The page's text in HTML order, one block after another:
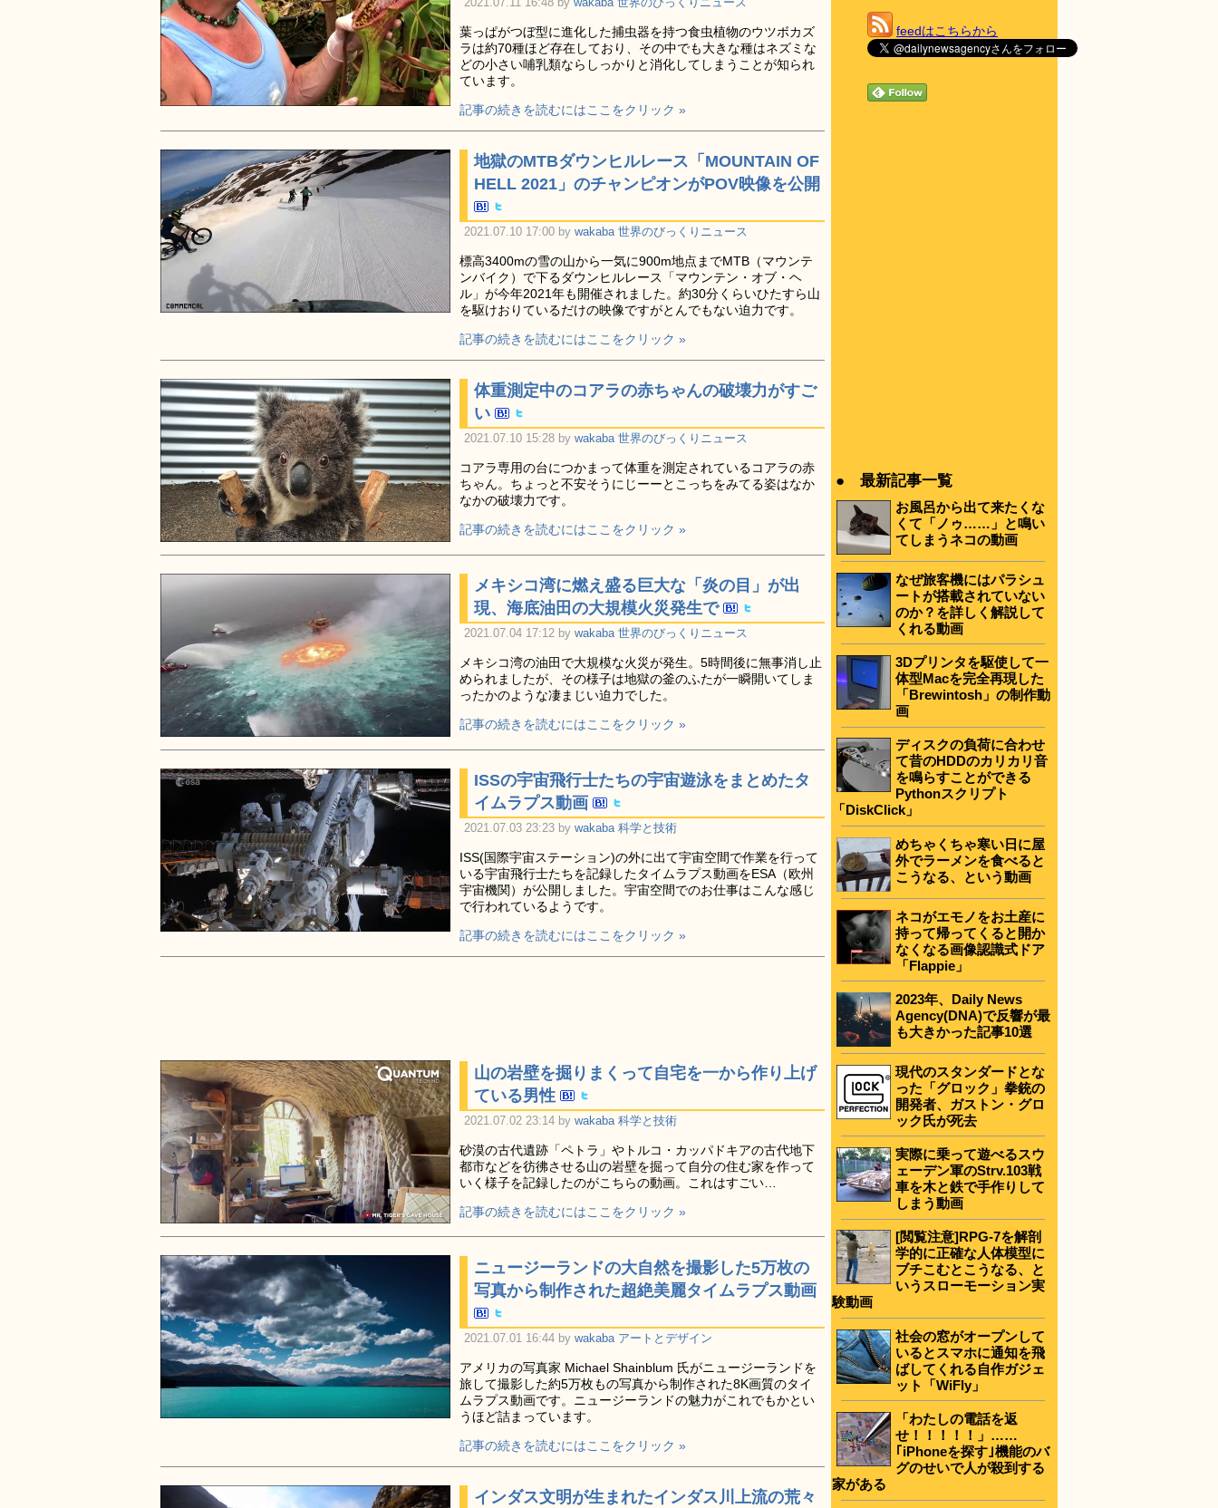
2021.07.11 16:48 by wakaba 世界のびっくりニュース
葉っぱがつぼ型に進化した捕虫器を持つ食虫植物のウツボカズ
ラは約70種ほど存在しており、その中でも大きな種はネズミな
どの小さい哺乳類ならしっかりと消化してしまうことが知られ
ています。
記事の続きを読むにはここをクリック »
地獄のMTBダウンヒルレース「MOUNTAIN OF
HELL 2021」のチャンピオンがPOV映像を公開
2021.07.10 17:00 by wakaba 世界のびっくりニュース
標高3400mの雪の山から一気に900m地点までMTB（マウンテ
ンバイク）で下るダウンヒルレース「マウンテン・オブ・ヘ
ル」が今年2021年も開催されました。約30分くらいひたすら山
を駆けおりているだけの映像ですがとんでもない迫力です。
記事の続きを読むにはここをクリック »
体重測定中のコアラの赤ちゃんの破壊力がすご
い
2021.07.10 15:28 by wakaba 世界のびっくりニュース
コアラ専用の台につかまって体重を測定されているコアラの赤
ちゃん。ちょっと不安そうにじーーとこっちをみてる姿はなか
なかの破壊力です。
記事の続きを読むにはここをクリック »
メキシコ湾に燃え盛る巨大な「炎の目」が出
現、海底油田の大規模火災発生で
2021.07.04 17:12 by wakaba 世界のびっくりニュース
メキシコ湾の油田で大規模な火災が発生。5時間後に無事消し止
められましたが、その様子は地獄の釜のふたが一瞬開いてしま
ったかのような凄まじい迫力でした。
記事の続きを読むにはここをクリック »
ISSの宇宙飛行士たちの宇宙遊泳をまとめたタ
イムラプス動画
2021.07.03 23:23 by wakaba 科学と技術
ISS(国際宇宙ステーション)の外に出て宇宙空間で作業を行って
いる宇宙飛行士たちを記録したタイムラプス動画をESA（欧州
宇宙機関）が公開しました。宇宙空間でのお仕事はこんな感じ
で行われているようです。
記事の続きを読むにはここをクリック »
山の岩壁を掘りまくって自宅を一から作り上げ
ている男性
2021.07.02 23:14 by wakaba 科学と技術
砂漠の古代遺跡「ペトラ」やトルコ・カッパドキアの古代地下
都市などを彷彿させる山の岩壁を掘って自分の住む家を作って
いく様子を記録したのがこちらの動画。これはすごい…
記事の続きを読むにはここをクリック »
ニュージーランドの大自然を撮影した5万枚の
写真から制作された超絶美麗タイムラプス動画
2021.07.01 16:44 by wakaba アートとデザイン
アメリカの写真家 Michael Shainblum 氏がニュージーランドを
旅して撮影した約5万枚もの写真から制作された8K画質のタイ
ムラプス動画です。ニュージーランドの魅力がこれでもかとい
うほど詰まっています。
記事の続きを読むにはここをクリック »
インダス文明が生まれたインダス川上流の荒々
feedはこちらから
● 最新記事一覧
お風呂から出て来たくな
くて「ノゥ……」と鳴い
てしまうネコの動画
なぜ旅客機にはパラシュ
ートが搭載されていない
のか？を詳しく解説して
くれる動画
3Dプリンタを駆使して一
体型Macを完全再現した
「Brewintosh」の制作動
画
ディスクの負荷に合わせ
て昔のHDDのカリカリ音
を鳴らすことができる
Pythonスクリプト
「DiskClick」
めちゃくちゃ寒い日に屋
外でラーメンを食べると
こうなる、という動画
ネコがエモノをお土産に
持って帰ってくると開か
なくなる画像認識式ドア
「Flappie」
2023年、Daily News
Agency(DNA)で反響が最
も大きかった記事10選
現代のスタンダードとな
った「グロック」拳銃の
開発者、ガストン・グロ
ック氏が死去
実際に乗って遊べるスウ
ェーデン軍のStrv.103戦
車を木と鉄で手作りして
しまう動画
[閲覧注意]RPG-7を解剖
学的に正確な人体模型に
ブチこむとこうなる、と
いうスローモーション実
験動画
社会の窓がオープンして
いるとスマホに通知を飛
ばしてくれる自作ガジェ
ット「WiFly」
「わたしの電話を返
せ！！！！！」……
｢iPhoneを探す｣機能のバ
グのせいで人が殺到する
家がある